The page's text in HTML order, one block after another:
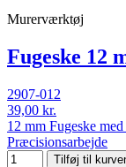
Murerværktøj
Fugeske 12
2907-012
39,00 kr.
12 mm Fugeske
Præcisionsarbejde
Tilføj til